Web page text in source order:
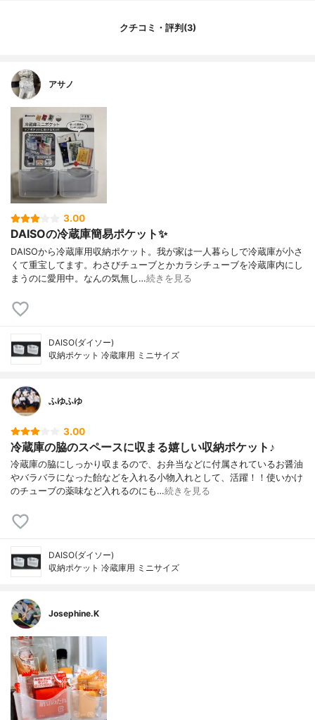
クチコミ・評判(3)
アサノ
3.00
DAISOの冷蔵庫簡易ポケット✨
DAISOから冷蔵庫用収納ポケット。我が家は一人暮らしで冷蔵庫が小さ
くて重宝してます。わさびチューブとかカラシチューブを冷蔵庫内にし
まうのに愛用中。なんの気無し…続きを見る
DAISO(ダイソー)
収納ポケット 冷蔵庫用 ミニサイズ
ふゆふゆ
3.00
冷蔵庫の脇のスペースに収まる嬉しい収納ポケット♪
冷蔵庫の脇にしっかり収まるので、お弁当などに付属されているお醤油
やバラバラになった飴などを入れる小物入れとして、活躍！！使いかけ
のチューブの薬味など入れるのにも…続きを見る
DAISO(ダイソー)
収納ポケット 冷蔵庫用 ミニサイズ
Josephine.K